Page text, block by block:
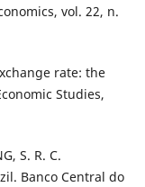
vol. 22, n.
rate: the
Studies,
S. R. C.
Banco Central do